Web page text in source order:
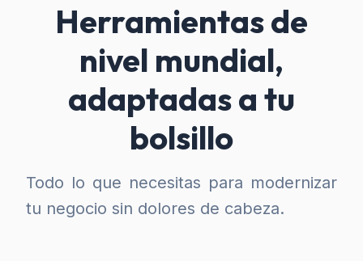
Herramientas de
nivel mundial,
adaptadas a tu
bolsillo
Todo lo que necesitas para modernizar
tu negocio sin dolores de cabeza.